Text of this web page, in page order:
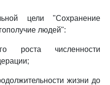
цели "Сохранение
людей":
роста численности
жизни до